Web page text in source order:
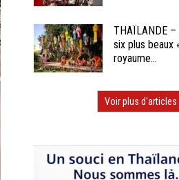
THAÏLANDE –
six plus beaux
royaume...
Voir plus d'articles